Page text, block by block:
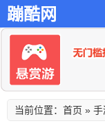
蹦酷网
当前位置： 首页 »